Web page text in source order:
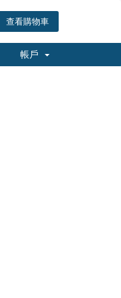
查看購物車
帳戶